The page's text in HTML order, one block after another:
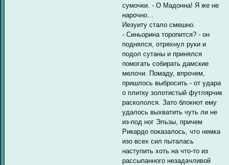
сумочки. - О Мадонна! Я же не
нарочно...
Иезуиту стало смешно.
- Синьорина торопится? - он
поднялся, отряхнул руки и
подол сутаны и принялся
помогать собирать дамские
мелочи. Помаду, впрочем,
пришлось выбросить - от удара
о плитку золотистый футлярчик
раскололся. Зато блокнот ему
удалось выхватить чуть ли не
из-под ног Эльзы, причем
Рикардо показалось, что немка
изо всех сил пыталась
наступить хоть на что-то из
рассыпанного незадачливой